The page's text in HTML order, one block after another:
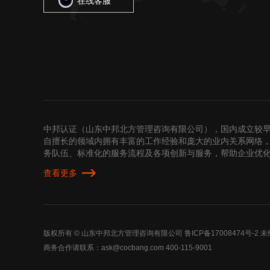
中邦认证（山东中邦北方管理咨询有限公司），国内成立较
自擅长的领域内拥有丰富的工作经验和庞大的业内关系网络
务队伍、标准化的服务流程及各项创新与服务，帮助企业优
查看更多
版权所有 © 山东中邦北方管理咨询有限公司 鲁ICP备17008474号-2 未
商务合作请联系：ask@cocbang.com 400-115-9001